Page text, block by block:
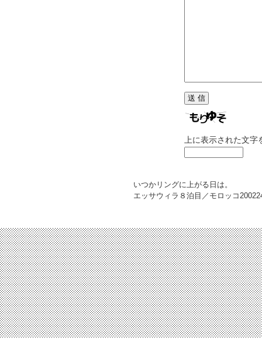
上に表示された文
いつかリングに上がる日は。
エッサウィラ８泊目／モロッコ